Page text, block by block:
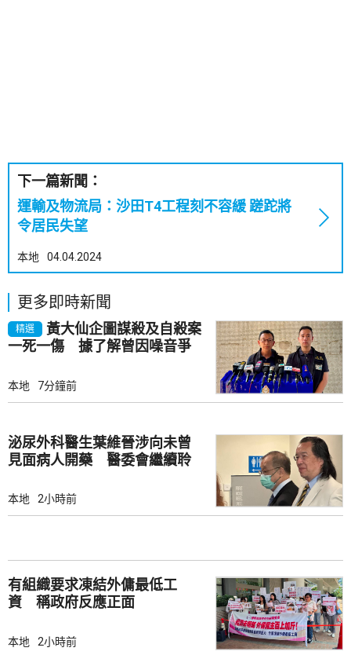
下一篇新聞：
運輸及物流局：沙田T4工程刻不容緩 蹉跎將
令居民失望
本地 04.04.2024
更多即時新聞
精選
黃大仙企圖謀殺及自殺案
一死一傷 據了解曾因噪音爭
本地 7分鐘前
泌尿外科醫生葉維晉涉向未曾
見面病人開藥 醫委會繼續聆
本地 2小時前
有組織要求凍結外傭最低工
資 稱政府反應正面
本地 2小時前